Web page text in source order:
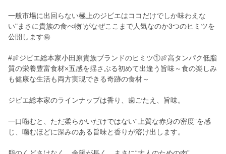
一般市場に出回らない極上のジビエはココだけでしか味わえな
い"まさに貴族の食べ物"がなぜここまで人気なのか3つのヒミツを
公開します㊙
#🍖ジビエ総本家小田原貴族ブランドのヒミツ①🍖高タンパク低脂
質の栄養豊富食材×五感を揺さぶる初めて出逢う旨味～食の楽しみ
も健康な生活も両方実現できる奇跡の食材～
ジビエ総本家のラインナップは香り、歯ごたえ、旨味。
一口噛むと、ただ柔らかいだけではない“上質な赤身の密度”を感
じ、噛むほどに深みのある旨味と香りが溶け出します。